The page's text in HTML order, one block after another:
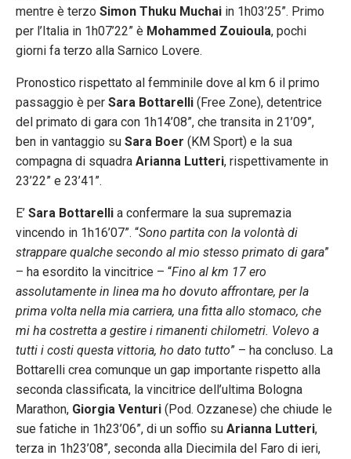
mentre è terzo Simon Thuku Muchai in 1h03’25”. Primo
per l’Italia in 1h07’22” è Mohammed Zouioula, pochi
giorni fa terzo alla Sarnico Lovere.
Pronostico rispettato al femminile dove al km 6 il primo
passaggio è per Sara Bottarelli (Free Zone), detentrice
del primato di gara con 1h14’08”, che transita in 21’09”,
ben in vantaggio su Sara Boer (KM Sport) e la sua
compagna di squadra Arianna Lutteri, rispettivamente in
23’22” e 23’41”.
E’ Sara Bottarelli a confermare la sua supremazia
vincendo in 1h16’07”. “Sono partita con la volontà di
strappare qualche secondo al mio stesso primato di gara”
– ha esordito la vincitrice – “Fino al km 17 ero
assolutamente in linea ma ho dovuto affrontare, per la
prima volta nella mia carriera, una fitta allo stomaco, che
mi ha costretta a gestire i rimanenti chilometri. Volevo a
tutti i costi questa vittoria, ho dato tutto” – ha concluso. La
Bottarelli crea comunque un gap importante rispetto alla
seconda classificata, la vincitrice dell’ultima Bologna
Marathon, Giorgia Venturi (Pod. Ozzanese) che chiude le
sue fatiche in 1h23’06”, di un soffio su Arianna Lutteri,
terza in 1h23’08”, seconda alla Diecimila del Faro di ieri,